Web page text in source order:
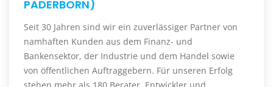
PADERBORN)
Seit 30 Jahren sind wir ein zuverlässiger Partner von
namhaften Kunden aus dem Finanz- und
Bankensektor, der Industrie und dem Handel sowie
von öffentlichen Auftraggebern. Für unseren Erfolg